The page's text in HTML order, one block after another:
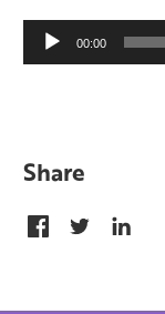
Audio
Player
00:00
Share